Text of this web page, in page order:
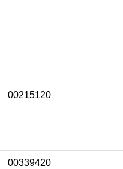
00215120
00339420